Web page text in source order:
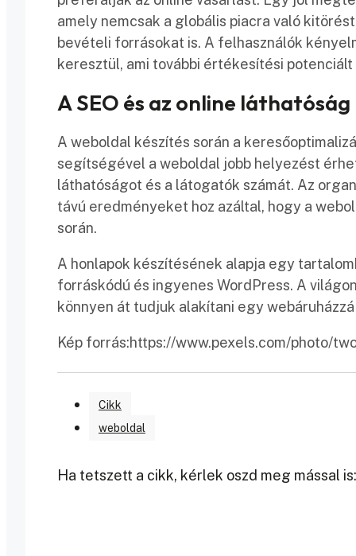
amely nemcsak a globális piacra való
bevételi forrásokat is. A felhasználók
keresztül, ami további értékesítési
A SEO és az online láthatóság
A weboldal készítés során a
segítségével a weboldal jobb helyezést
láthatóságot és a látogatók számát. Az
távú eredményeket hoz azáltal, hogy a
során.
A honlapok készítésének alapja egy
forráskódú és ingyenes WordPress. A
könnyen át tudjuk alakítani egy
Kép forrás:https://www.pexels.com/photo/
Cikk
weboldal
Ha tetszett a cikk, kérlek oszd meg mással is: